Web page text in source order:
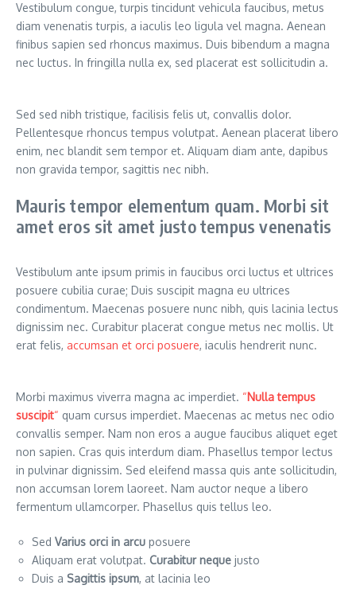
Vestibulum congue, turpis tincidunt vehicula faucibus, metus
diam venenatis turpis, a iaculis leo ligula vel magna. Aenean
finibus sapien sed rhoncus maximus. Duis bibendum a magna
nec luctus. In fringilla nulla ex, sed placerat est sollicitudin a.
Sed sed nibh tristique, facilisis felis ut, convallis dolor.
Pellentesque rhoncus tempus volutpat. Aenean placerat libero
enim, nec blandit sem tempor et. Aliquam diam ante, dapibus
non gravida tempor, sagittis nec nibh.
Mauris tempor elementum quam. Morbi sit
amet eros sit amet justo tempus venenatis
Vestibulum ante ipsum primis in faucibus orci luctus et ultrices
posuere cubilia curae; Duis suscipit magna eu ultrices
condimentum. Maecenas posuere nunc nibh, quis lacinia lectus
dignissim nec. Curabitur placerat congue metus nec mollis. Ut
erat felis, accumsan et orci posuere, iaculis hendrerit nunc.
Morbi maximus viverra magna ac imperdiet. “Nulla tempus
suscipit“ quam cursus imperdiet. Maecenas ac metus nec odio
convallis semper. Nam non eros a augue faucibus aliquet eget
non sapien. Cras quis interdum diam. Phasellus tempor lectus
in pulvinar dignissim. Sed eleifend massa quis ante sollicitudin,
non accumsan lorem laoreet. Nam auctor neque a libero
fermentum ullamcorper. Phasellus quis tellus leo.
Sed Varius orci in arcu posuere
Aliquam erat volutpat. Curabitur neque justo
Duis a Sagittis ipsum, at lacinia leo